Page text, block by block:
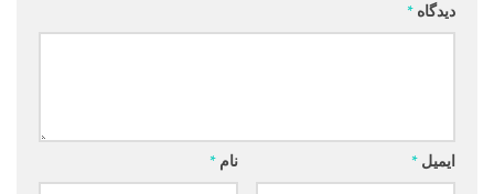
دیدگاه *
نام * ایمیل *